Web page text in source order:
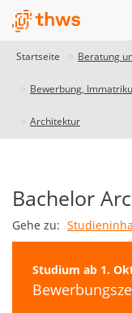
Startseite Beratung
Bewerbung,
Architektur
THWS
-
Bachelor
Gehe zu:
Studium ab 1.